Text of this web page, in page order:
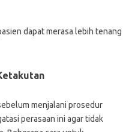
dapat merasa lebih tenang
menjalani prosedur
perasaan ini agar tidak